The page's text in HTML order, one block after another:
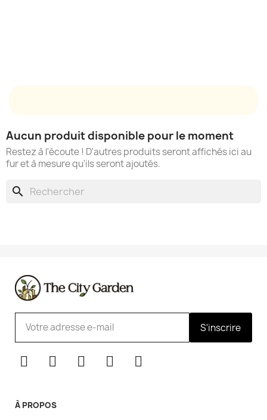
Aucun produit disponible pour le moment
Restez à l'écoute ! D'autres produits seront affichés ici au
fur et à mesure qu'ils seront ajoutés.
search
S'inscrire
À PROPOS